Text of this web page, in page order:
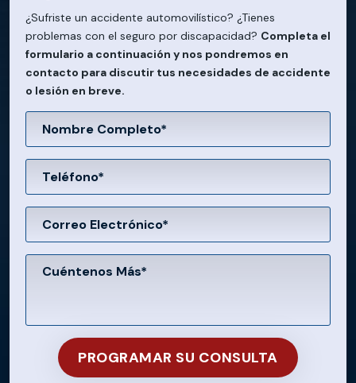
¿Sufriste un accidente automovilístico? ¿Tienes
problemas con el seguro por discapacidad? Completa el
formulario a continuación y nos pondremos en
contacto para discutir tus necesidades de accidente
o lesión en breve.